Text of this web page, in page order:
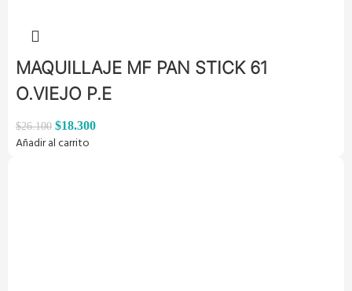
MAQUILLAJE MF PAN STICK 61
O.VIEJO P.E
$26.100 $18.300
Añadir al carrito